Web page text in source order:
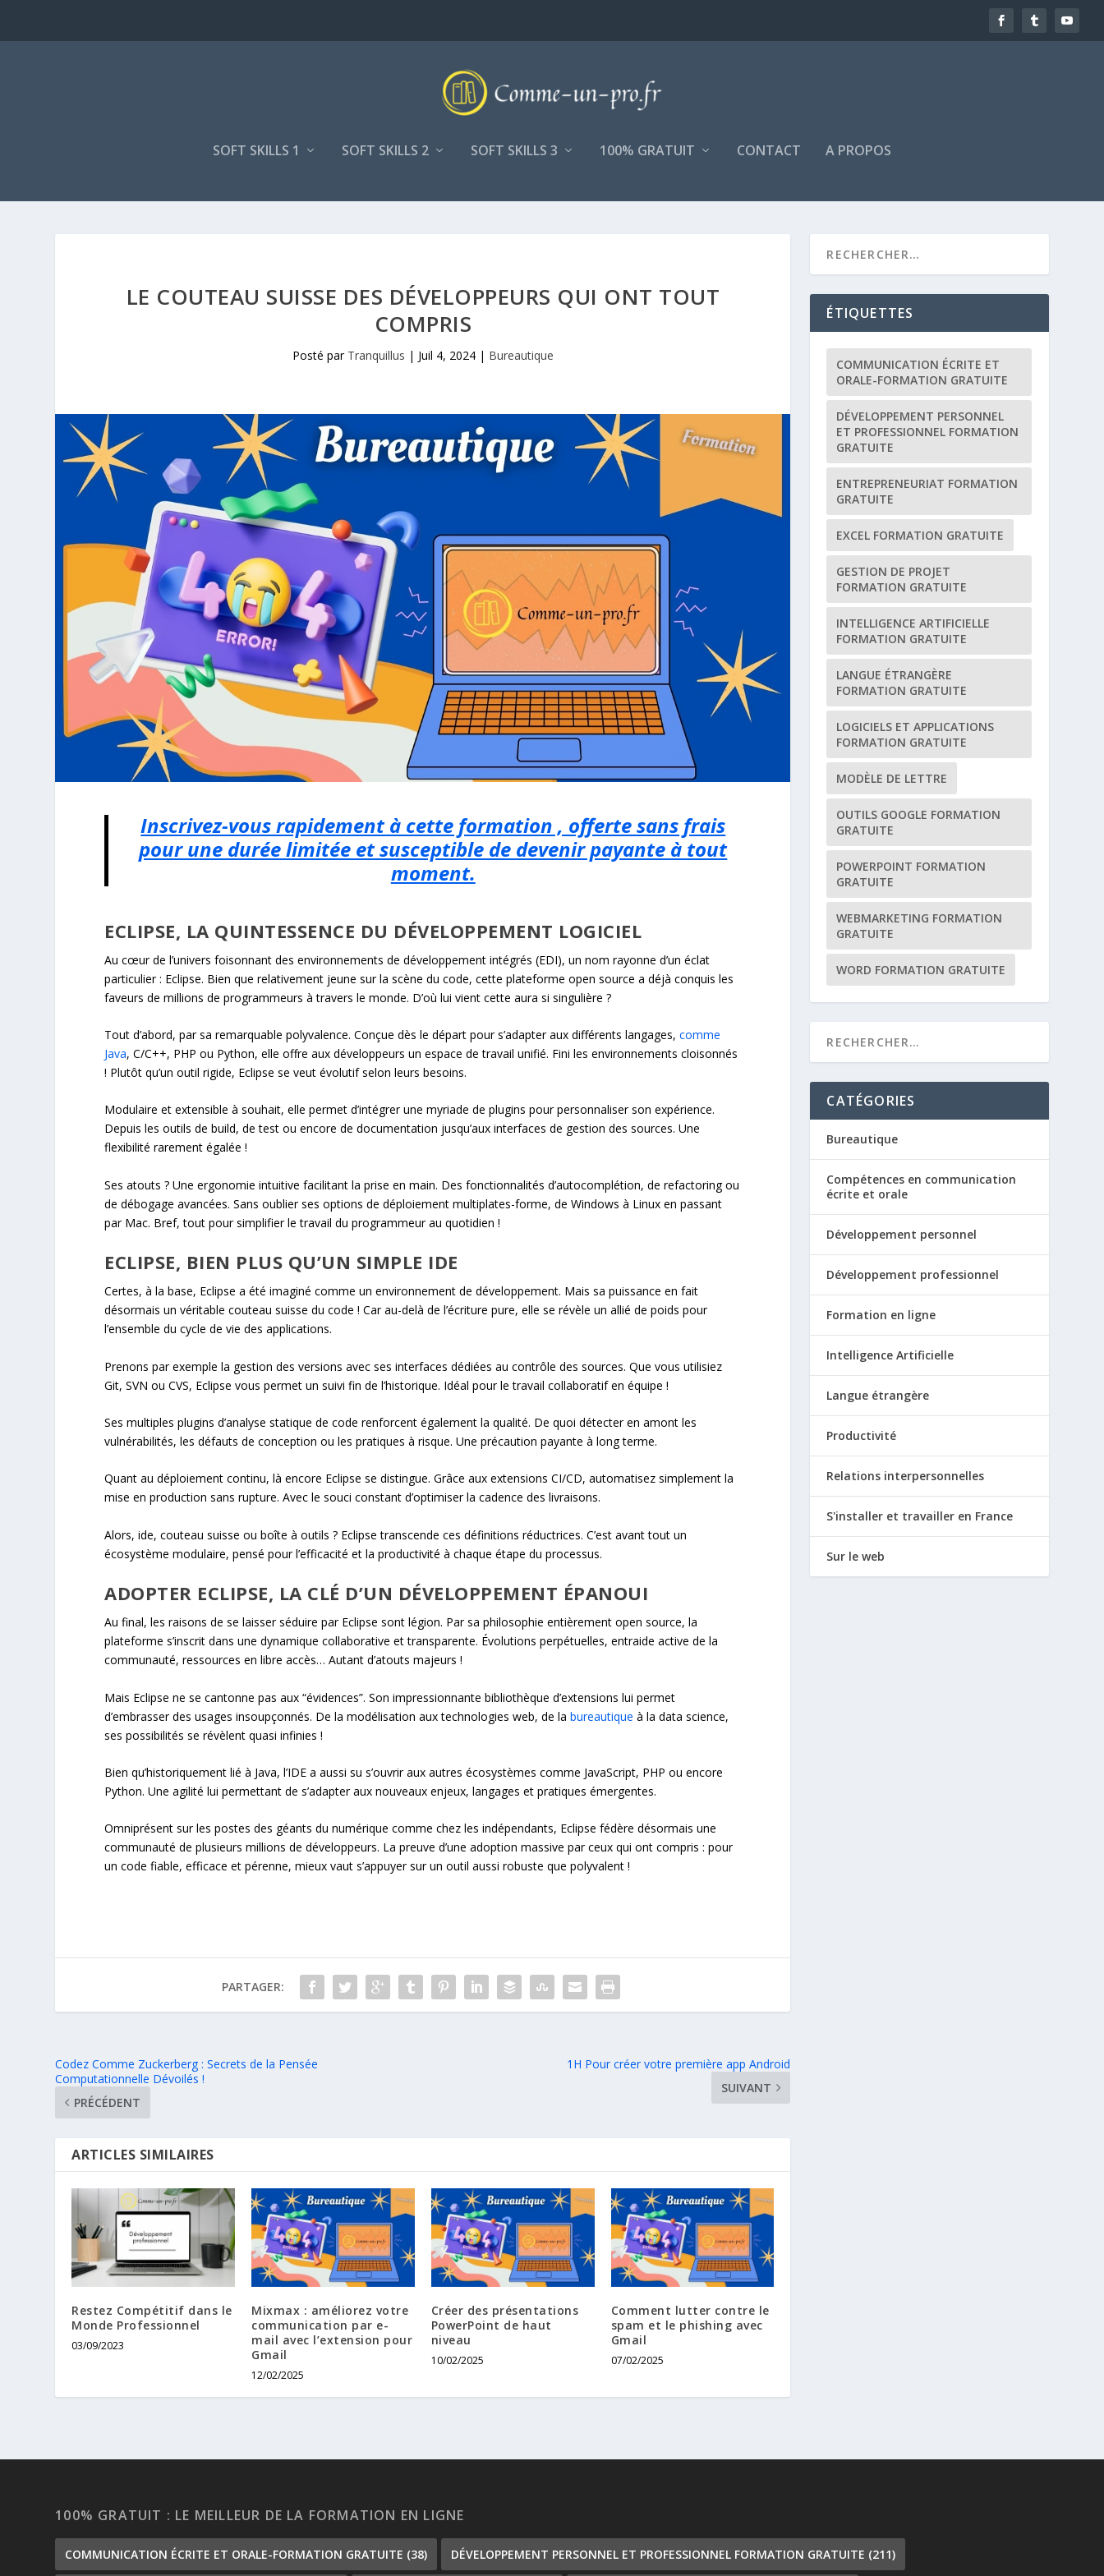
SOFT SKILLS 1 SOFT SKILLS 2 SOFT SKILLS 3 100% GRATUIT CONTACT A PROPOS
LE COUTEAU SUISSE DES DÉVELOPPEURS QUI ONT TOUT
COMPRIS
Posté par Tranquillus | Juil 4, 2024| Bureautique
Inscrivez-vous rapidement à cette formation , offerte sans frais
pour une durée limitée et susceptible de devenir payante à tout
moment.
ECLIPSE, LA QUINTESSENCE DU DÉVELOPPEMENT LOGICIEL
Au cœur de l’univers foisonnant des environnements de développement intégrés (EDI), un nom rayonne d’un éclat
particulier : Eclipse. Bien que relativement jeune sur la scène du code, cette plateforme open source a déjà conquis les
faveurs de millions de programmeurs à travers le monde. D’où lui vient cette aura si singulière ?
Tout d’abord, par sa remarquable polyvalence. Conçue dès le départ pour s’adapter aux différents langages,comme
Java, C/C++, PHP ou Python, elle offre aux développeurs un espace de travail unifié. Fini les environnements cloisonnés
! Plutôt qu’un outil rigide, Eclipse se veut évolutif selon leurs besoins.
Modulaire et extensible à souhait, elle permet d’intégrer une myriade de plugins pour personnaliser son expérience.
Depuis les outils de build, de test ou encore de documentation jusqu’aux interfaces de gestion des sources. Une
flexibilité rarement égalée !
Ses atouts ? Une ergonomie intuitive facilitant la prise en main. Des fonctionnalités d’autocomplétion, de refactoring ou
de débogage avancées. Sans oublier ses options de déploiement multiplates-forme, de Windows à Linux en passant
par Mac. Bref, tout pour simplifier le travail du programmeur au quotidien !
ECLIPSE, BIEN PLUS QU’UN SIMPLE IDE
Certes, à la base, Eclipse a été imaginé comme un environnement de développement. Mais sa puissance en fait
désormais un véritable couteau suisse du code ! Car au-delà de l’écriture pure, elle se révèle un allié de poids pour
l’ensemble du cycle de vie des applications.
Prenons par exemple la gestion des versions avec ses interfaces dédiées au contrôle des sources. Que vous utilisiez
Git, SVN ou CVS, Eclipse vous permet un suivi fin de l’historique. Idéal pour le travail collaboratif en équipe !
Ses multiples plugins d’analyse statique de code renforcent également la qualité. De quoi détecter en amont les
vulnérabilités, les défauts de conception ou les pratiques à risque. Une précaution payante à long terme.
Quant au déploiement continu, là encore Eclipse se distingue. Grâce aux extensions CI/CD, automatisez simplement la
mise en production sans rupture. Avec le souci constant d’optimiser la cadence des livraisons.
Alors, ide, couteau suisse ou boîte à outils ? Eclipse transcende ces définitions réductrices. C’est avant tout un
écosystème modulaire, pensé pour l’efficacité et la productivité à chaque étape du processus.
ADOPTER ECLIPSE, LA CLÉ D’UN DÉVELOPPEMENT ÉPANOUI
Au final, les raisons de se laisser séduire par Eclipse sont légion. Par sa philosophie entièrement open source, la
plateforme s’inscrit dans une dynamique collaborative et transparente. Évolutions perpétuelles, entraide active de la
communauté, ressources en libre accès… Autant d’atouts majeurs !
Mais Eclipse ne se cantonne pas aux “évidences”. Son impressionnante bibliothèque d’extensions lui permet
d’embrasser des usages insoupçonnés. De la modélisation aux technologies web, de labureautique à la data science,
ses possibilités se révèlent quasi infinies !
Bien qu’historiquement lié à Java, l’IDE a aussi su s’ouvrir aux autres écosystèmes comme JavaScript, PHP ou encore
Python. Une agilité lui permettant de s’adapter aux nouveaux enjeux, langages et pratiques émergentes.
Omniprésent sur les postes des géants du numérique comme chez les indépendants, Eclipse fédère désormais une
communauté de plusieurs millions de développeurs. La preuve d’une adoption massive par ceux qui ont compris : pour
un code fiable, efficace et pérenne, mieux vaut s’appuyer sur un outil aussi robuste que polyvalent !
PARTAGER:
Codez Comme Zuckerberg : Secrets de la Pensée
Computationnelle Dévoilés !
PRÉCÉDENT
1H Pour créer votre première app Android
SUIVANT
ARTICLES SIMILAIRES
Restez Compétitif dans le
Monde Professionnel
03/09/2023
Mixmax : améliorez votre
communication par e-
mail avec l’extension pour
Gmail
12/02/2025
Créer des présentations
PowerPoint de haut
niveau
10/02/2025
Comment lutter contre le
spam et le phishing avec
Gmail
07/02/2025
ÉTIQUETTES
COMMUNICATION ÉCRITE ET
ORALE-FORMATION GRATUITE
DÉVELOPPEMENT PERSONNEL
ET PROFESSIONNEL FORMATION
GRATUITE
ENTREPRENEURIAT FORMATION
GRATUITE
EXCEL FORMATION GRATUITE
GESTION DE PROJET
FORMATION GRATUITE
INTELLIGENCE ARTIFICIELLE
FORMATION GRATUITE
LANGUE ÉTRANGÈRE
FORMATION GRATUITE
LOGICIELS ET APPLICATIONS
FORMATION GRATUITE
MODÈLE DE LETTRE
OUTILS GOOGLE FORMATION
GRATUITE
POWERPOINT FORMATION
GRATUITE
WEBMARKETING FORMATION
GRATUITE
WORD FORMATION GRATUITE
CATÉGORIES
Bureautique
Compétences en communication
écrite et orale
Développement personnel
Développement professionnel
Formation en ligne
Intelligence Artificielle
Langue étrangère
Productivité
Relations interpersonnelles
S'installer et travailler en France
Sur le web
100% GRATUIT : LE MEILLEUR DE LA FORMATION EN LIGNE
COMMUNICATION ÉCRITE ET ORALE-FORMATION GRATUITE (38) DÉVELOPPEMENT PERSONNEL ET PROFESSIONNEL FORMATION GRATUITE (211)